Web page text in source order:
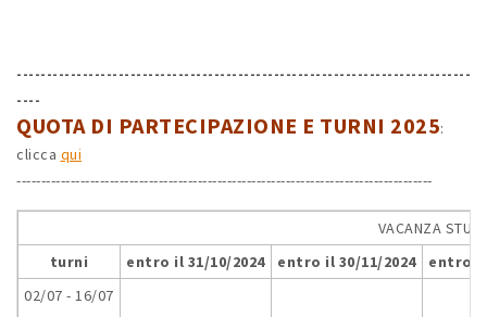
----------------------------------------------------------------------------
----
QUOTA DI PARTECIPAZIONE E TURNI 2025:
clicca qui
-------------------------------------------------------------------------------------
VACANZA
turni
entro il 31/10/2024 entro il 30/11/2024
entro il
02/07 - 16/07